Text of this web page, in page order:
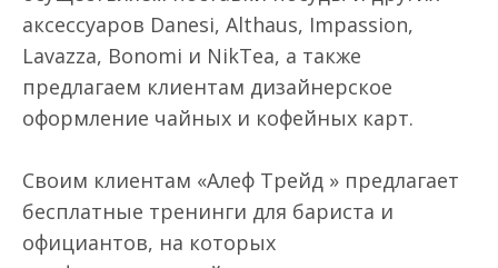
аксессуаров Danesi, Althaus, Impassion,
Lavazza, Bonomi и NikTea, а также
предлагаем клиентам дизайнерское
оформление чайных и кофейных карт.
Своим клиентам «Алеф Трейд » предлагает
бесплатные тренинги для бариста и
официантов, на которых